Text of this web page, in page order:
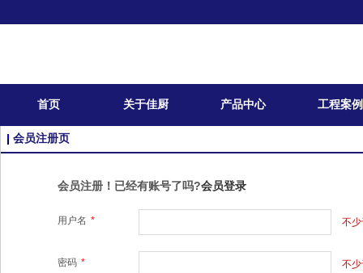
首页 关于佳厨 产品中心 工程案例
会员注册页
会员注册！已经有账号了吗?会员登录
用户名 * 不
密码 * 不